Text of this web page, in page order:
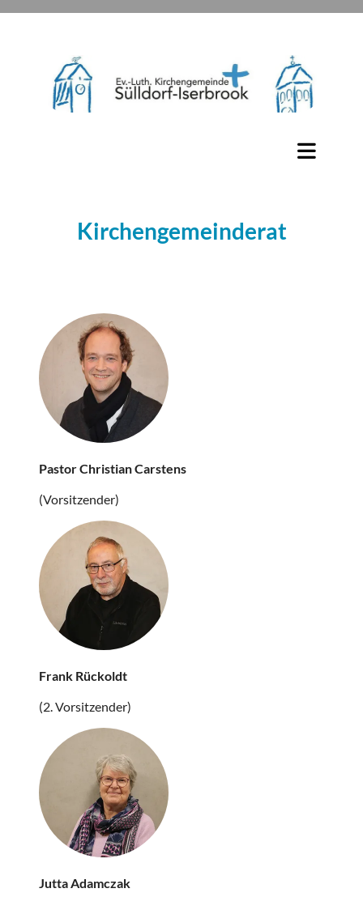
Kirchengemeinderat
Pastor Christian Carstens
(Vorsitzender)
Frank Rückoldt
(2. Vorsitzender)
Jutta Adamczak